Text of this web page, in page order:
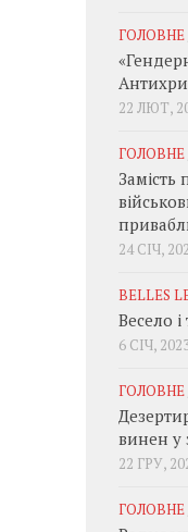
ГОЛОВНЕ
22 ЛЮТ,
ГОЛОВНЕ
Замість
24 СІЧ,
BELLES
Весело
6 СІЧ,
ГОЛОВНЕ
винен у
22 ГРУ,
ГОЛОВНЕ